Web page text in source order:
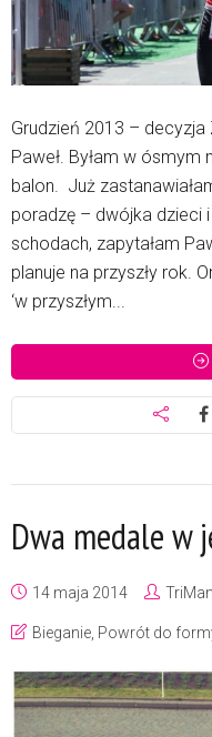
Grudzień 2013 –
Paweł. Byłam w
balon. Już
poradzę – dwójka dzieci
schodach, zapytałam
planuje na przyszły rok.
‘w przyszłym...
Dwa medale w
14 maja 2014
Bieganie Powrót do